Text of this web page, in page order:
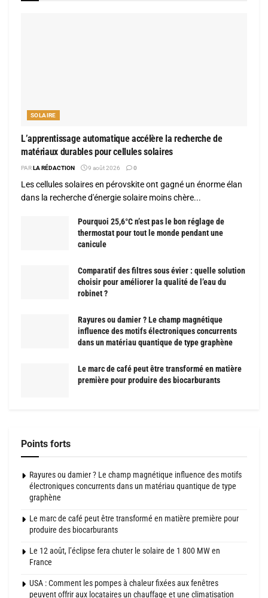
SOLAIRE
L’apprentissage automatique accélère la recherche de
matériaux durables pour cellules solaires
PARLA RÉDACTION 9 août 2026 0
Les cellules solaires en pérovskite ont gagné un énorme élan
dans la recherche d'énergie solaire moins chère...
Pourquoi 25,6°C n’est pas le bon réglage de
thermostat pour tout le monde pendant une
canicule
Comparatif des filtres sous évier : quelle solution
choisir pour améliorer la qualité de l’eau du
robinet ?
Rayures ou damier ? Le champ magnétique
influence des motifs électroniques concurrents
dans un matériau quantique de type graphène
Le marc de café peut être transformé en matière
première pour produire des biocarburants
Points forts
Rayures ou damier ? Le champ magnétique influence des motifs
électroniques concurrents dans un matériau quantique de type
graphène
Le marc de café peut être transformé en matière première pour
produire des biocarburants
Le 12 août, l’éclipse fera chuter le solaire de 1 800 MW en
France
USA : Comment les pompes à chaleur fixées aux fenêtres
peuvent offrir aux locataires un chauffage et une climatisation